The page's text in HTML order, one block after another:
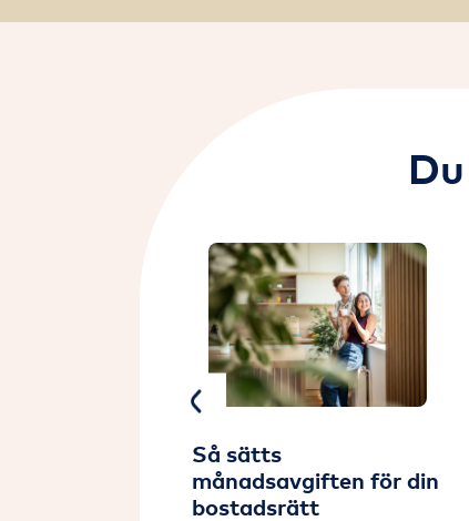
Previous
Så sätts
månadsavgiften för din
bostadsrätt